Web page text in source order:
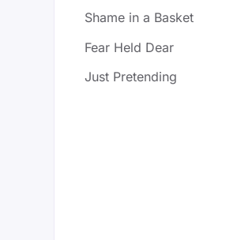
Shame in a Basket
Fear Held Dear
Just Pretending